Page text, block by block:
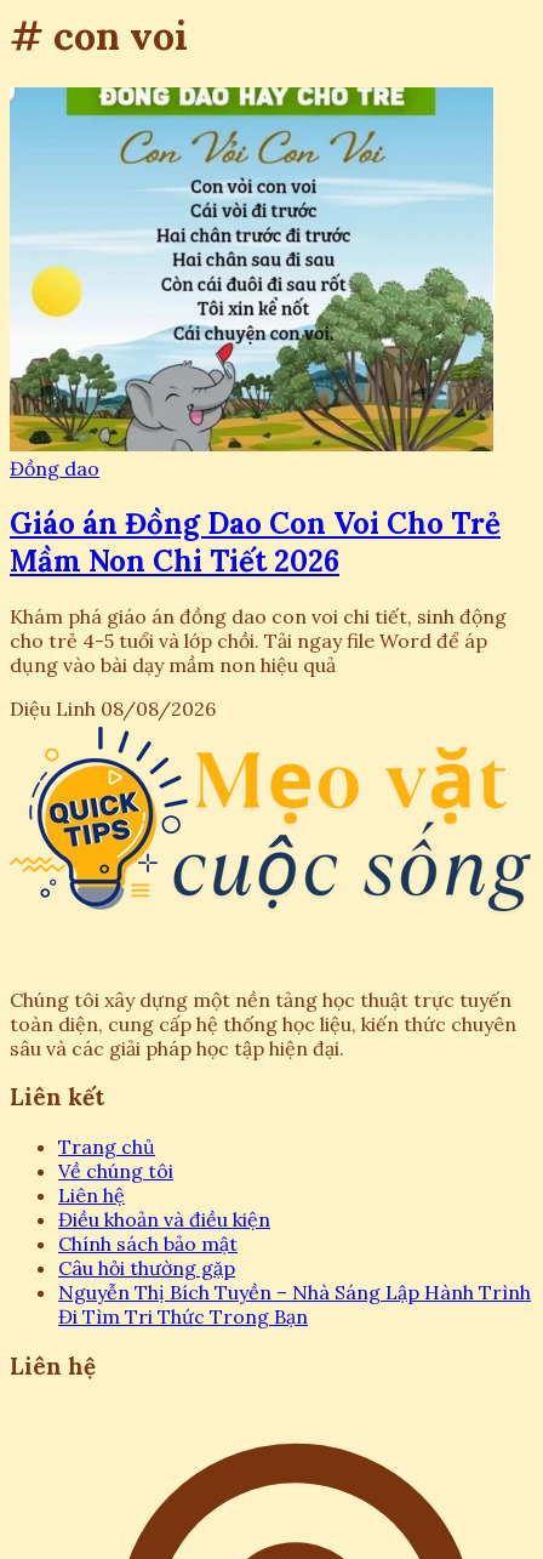
# con voi
Đồng dao
Giáo án Đồng Dao Con Voi Cho Trẻ
Mầm Non Chi Tiết 2026
Khám phá giáo án đồng dao con voi chi tiết, sinh động
cho trẻ 4-5 tuổi và lớp chồi. Tải ngay file Word để áp
dụng vào bài dạy mầm non hiệu quả
Diệu Linh 08/08/2026
Chúng tôi xây dựng một nền tảng học thuật trực tuyến
toàn diện, cung cấp hệ thống học liệu, kiến thức chuyên
sâu và các giải pháp học tập hiện đại.
Liên kết
Trang chủ
Về chúng tôi
Liên hệ
Điều khoản và điều kiện
Chính sách bảo mật
Câu hỏi thường gặp
Nguyễn Thị Bích Tuyền – Nhà Sáng Lập Hành Trình
Đi Tìm Tri Thức Trong Bạn
Liên hệ